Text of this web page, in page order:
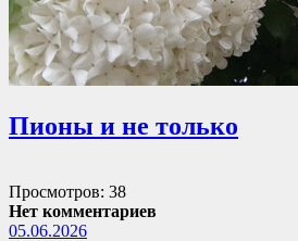
Пионы и не только
Просмотров: 38
Нет комментариев
05.06.2026